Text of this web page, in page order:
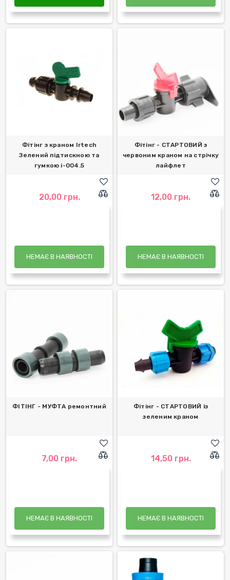
Фітінг з краном Irtech
Зелений підтискною та
гумкою i-004.5
20,00 грн.
НЕМАЄ В НАЯВНОСТІ
Фітінг - СТАРТОВИЙ з
червоним краном на стрічку
лайфлет
12,00 грн.
НЕМАЄ В НАЯВНОСТІ
ФІТІНГ - МУФТА ремонтний
7,00 грн.
НЕМАЄ В НАЯВНОСТІ
Фітінг - СТАРТОВИЙ із
зеленим краном
14,50 грн.
НЕМАЄ В НАЯВНОСТІ